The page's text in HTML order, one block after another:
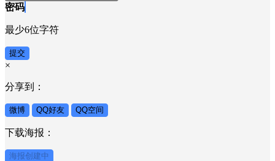
密码
最少6位字符
提交
×
分享到：
微博 QQ好友 QQ空间
下载海报：
海报创建中